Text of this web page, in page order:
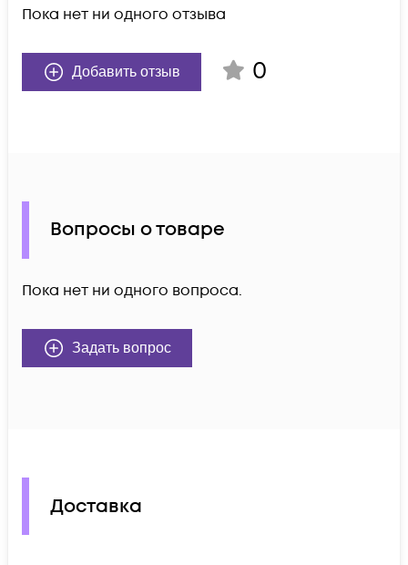
Пока нет ни одного отзыва
Добавить отзыв 0
Вопросы о товаре
Пока нет ни одного вопроса.
Задать вопрос
Доставка